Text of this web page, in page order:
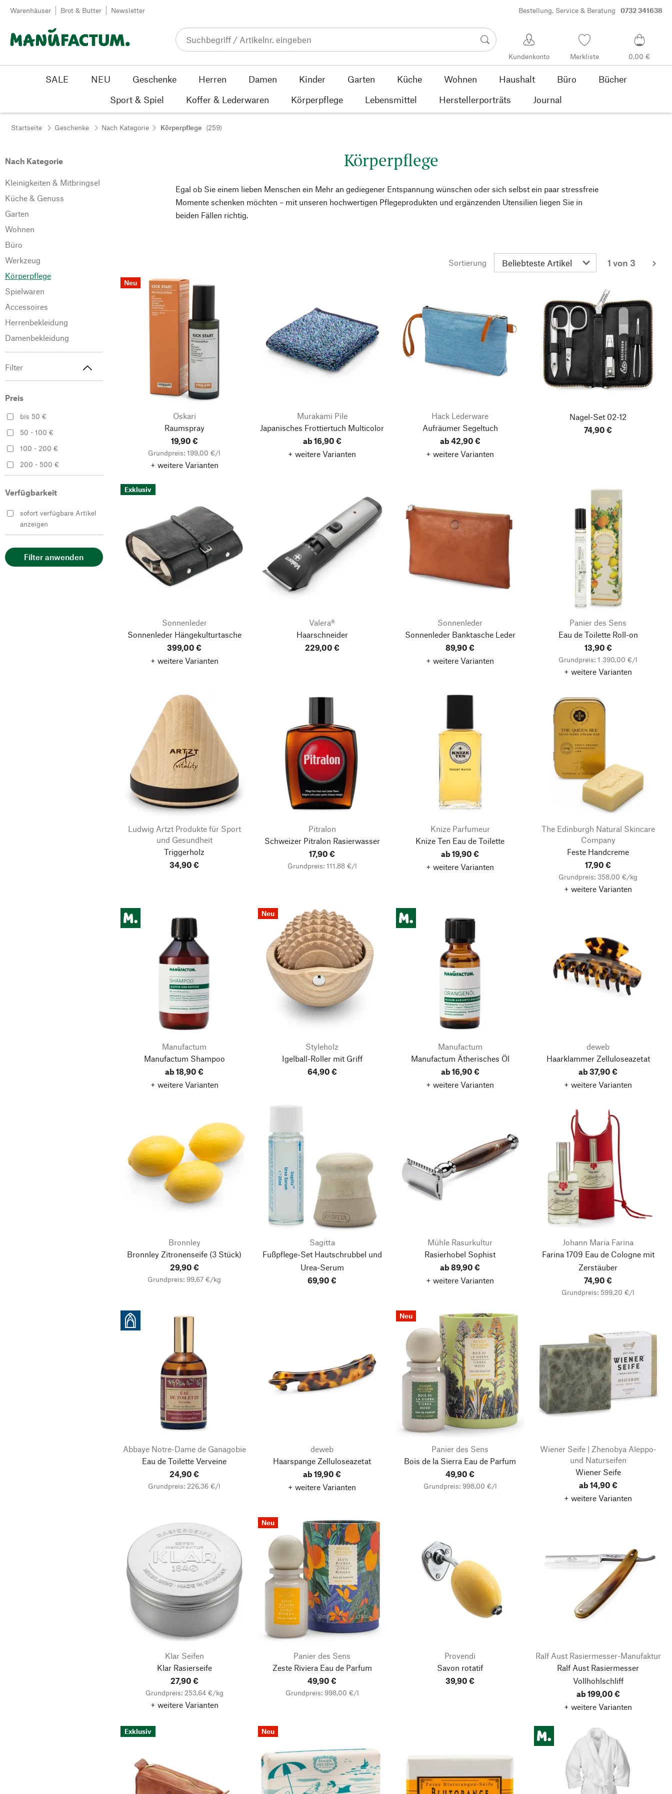
Zum Inhalt springen
Warenhäuser Brot & Butter Newsletter Bestellung, Service & Beratung 0732 341638
Kundenkonto Merkliste 0,00 €
SALE NEU Geschenke Herren Damen Kinder Garten Küche Wohnen Haushalt Büro
Bücher
Sport & Spiel
Koffer & Lederwaren Körperpflege Lebensmittel Herstellerporträts Journal
Startseite Geschenke Nach Kategorie Körperpflege (259)
Nach Kategorie
Kleinigkeiten & Mitbringsel
Küche & Genuss
Garten
Wohnen
Büro
Werkzeug
Körperpflege
Spielwaren
Accessoires
Herrenbekleidung
Damenbekleidung
Filter
Preis
bis 50 €
50 - 100 €
100 - 200 €
200 - 500 €
Verfügbarkeit
sofort verfügbare Artikel
anzeigen
Filter anwenden
Körperpflege
Egal ob Sie einem lieben Menschen ein Mehr an gediegener Entspannung wünschen oder sich selbst ein paar stressfreie
Momente schenken möchten – mit unseren hochwertigen Pflegeprodukten und ergänzenden Utensilien liegen Sie in
beiden Fällen richtig.
Sortierung
1 von 3
Neu
Oskari
Raumspray
19,90 €
Grundpreis: 199,00 €/l
+ weitere Varianten
Murakami Pile
Japanisches Frottiertuch Multicolor
ab 16,90 €
+ weitere Varianten
Hack Lederware
Aufräumer Segeltuch
ab 42,90 €
+ weitere Varianten
Nagel-Set 02-12
74,90 €
Exklusiv
Sonnenleder
Sonnenleder Hängekulturtasche
399,00 €
+ weitere Varianten
Valera®
Haarschneider
229,00 €
Sonnenleder
Sonnenleder Banktasche Leder
89,90 €
+ weitere Varianten
Panier des Sens
Eau de Toilette Roll-on
13,90 €
Grundpreis: 1 390,00 €/l
+ weitere Varianten
Ludwig Artzt Produkte für Sport
und Gesundheit
Triggerholz
34,90 €
Pitralon
Schweizer Pitralon Rasierwasser
17,90 €
Grundpreis: 111,88 €/l
Knize Parfumeur
Knize Ten Eau de Toilette
ab 19,90 €
+ weitere Varianten
The Edinburgh Natural Skincare
Company
Feste Handcreme
17,90 €
Grundpreis: 358,00 €/kg
+ weitere Varianten
Manufactum
Manufactum Shampoo
ab 18,90 €
+ weitere Varianten
Neu
Styleholz
Igelball-Roller mit Griff
64,90 €
Manufactum
Manufactum Ätherisches Öl
ab 16,90 €
+ weitere Varianten
deweb
Haarklammer Zelluloseazetat
ab 37,90 €
+ weitere Varianten
Bronnley
Bronnley Zitronenseife (3 Stück)
29,90 €
Grundpreis: 99,67 €/kg
Sagitta
Fußpflege-Set Hautschrubbel und
Urea-Serum
69,90 €
Mühle Rasurkultur
Rasierhobel Sophist
ab 89,90 €
+ weitere Varianten
Johann Maria Farina
Farina 1709 Eau de Colognemit
Zerstäuber
74,90 €
Grundpreis: 599,20 €/l
Abbaye Notre-Dame de Ganagobie
Eau de Toilette Verveine
24,90 €
Grundpreis: 226,36 €/l
deweb
Haarspange Zelluloseazetat
ab 19,90 €
+ weitere Varianten
Neu
Panier des Sens
Bois de la Sierra Eau de Parfum
49,90 €
Grundpreis: 998,00 €/l
Wiener Seife | Zhenobya Aleppo-
und Naturseifen
Wiener Seife
ab 14,90 €
+ weitere Varianten
Klar Seifen
Klar Rasierseife
27,90 €
Grundpreis: 253,64 €/kg
+ weitere Varianten
Neu
Panier des Sens
Zeste Riviera Eau de Parfum
49,90 €
Grundpreis: 998,00 €/l
Provendi
Savon rotatif
39,90 €
Ralf Aust Rasiermesser-Manufaktur
Ralf Aust Rasiermesser
Vollhohlschliff
ab 199,00 €
+ weitere Varianten
Exklusiv Neu